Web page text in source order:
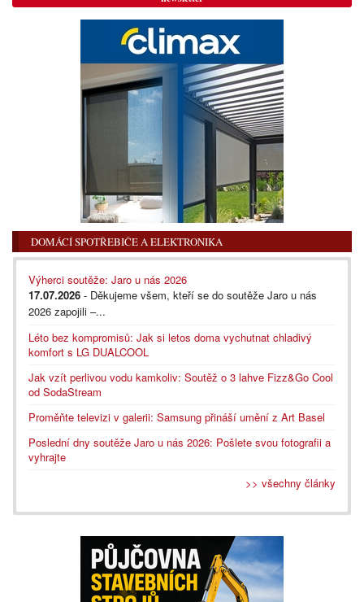
DOMÁCÍ SPOTŘEBIČE A ELEKTRONIKA
Výherci soutěže: Jaro u nás 2026
17.07.2026 - Děkujeme všem, kteří se do soutěže Jaro u nás
2026 zapojili –...
Léto bez kompromisů: Jak si letos doma vychutnat chladivý
komfort s LG DUALCOOL
Jak vzít perlivou vodu kamkoliv: Soutěž o 3 lahve Fizz&Go Cool
od SodaStream
Proměňte televizi v galerii: Samsung přináší umění z Art Basel
Poslední dny soutěže Jaro u nás 2026: Pošlete svou fotografii a
vyhrajte
>> všechny články